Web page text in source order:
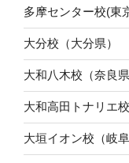
多摩センター校(東
大分校（大分県）
大和八木校（奈良県
大和高田トナリエ
大垣イオン校（岐阜